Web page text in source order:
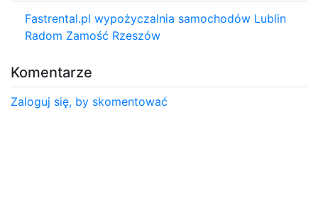
Fastrental.pl wypożyczalnia samochodów Lublin
Radom Zamość Rzeszów
Komentarze
Zaloguj się, by skomentować